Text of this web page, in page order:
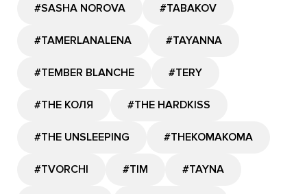
#SASHA NOROVA #TABAKOV
#TAMERLANALENA #TAYANNA
#TEMBER BLANCHE #TERY
#THE КОЛЯ #THE HARDKISS
#THE UNSLEEPING #THEKOMAKOMA
#TVORCHI #TIM #TAYNA